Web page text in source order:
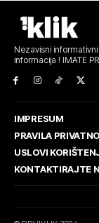
Nezavisni
informacija ! IMATE
IMPRESUM
PRAVILA
USLOVI
KONTAKTIRAJTE